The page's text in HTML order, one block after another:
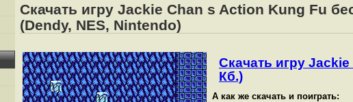
Скачать игру Jackie Chan s Action Kung Fu
(Dendy, NES, Nintendo)
Скачать игру
Кб.)
А как же скачать и поиграть: